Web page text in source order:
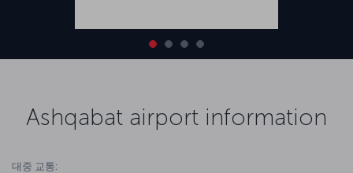
Ashqabat airport information
대중 교통: